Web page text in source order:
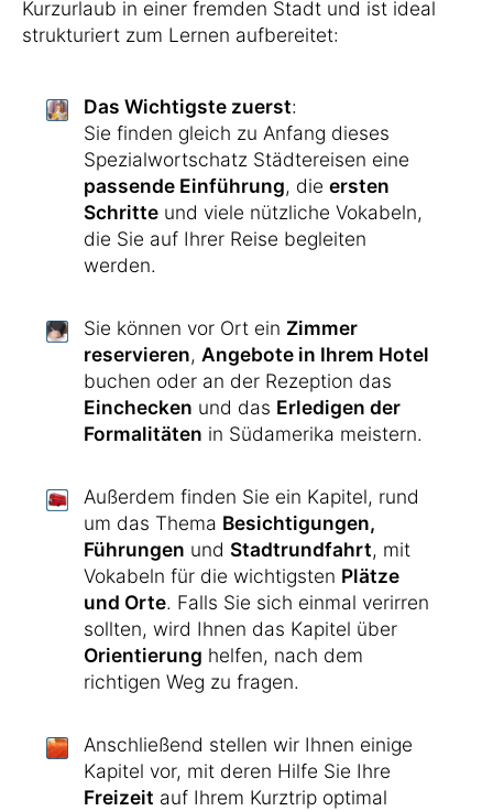
Kurzurlaub in einer fremden Stadt und ist ideal
strukturiert zum Lernen aufbereitet:
Das Wichtigste zuerst:
Sie finden gleich zu Anfang dieses
Spezialwortschatz Städtereisen eine
passende Einführung, die ersten
Schritte und viele nützliche Vokabeln,
die Sie auf Ihrer Reise begleiten
werden.
Sie können vor Ort ein Zimmer
reservieren, Angebote in Ihrem Hotel
buchen oder an der Rezeption das
Einchecken und das Erledigen der
Formalitäten in Südamerika meistern.
Außerdem finden Sie ein Kapitel, rund
um das Thema Besichtigungen,
Führungen und Stadtrundfahrt, mit
Vokabeln für die wichtigsten Plätze
und Orte. Falls Sie sich einmal verirren
sollten, wird Ihnen das Kapitel über
Orientierung helfen, nach dem
richtigen Weg zu fragen.
Anschließend stellen wir Ihnen einige
Kapitel vor, mit deren Hilfe Sie Ihre
Freizeit auf Ihrem Kurztrip optimal